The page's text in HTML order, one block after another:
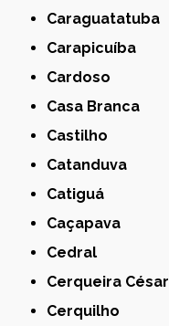
Caraguatatuba
Carapicuíba
Cardoso
Casa Branca
Castilho
Catanduva
Catiguá
Caçapava
Cedral
Cerqueira César
Cerquilho